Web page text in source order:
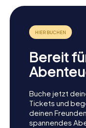
Bereit
Buche jetzt
Tickets und
deinen
spannendes